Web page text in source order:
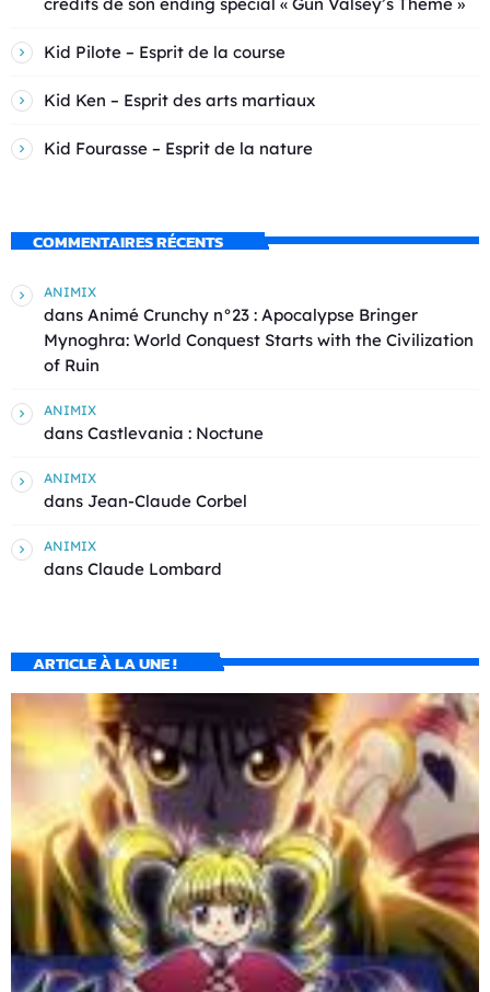
Kid Pilote – Esprit de la course
Kid Ken – Esprit des arts martiaux
Kid Fourasse – Esprit de la nature
COMMENTAIRES RÉCENTS
ANIMIX
dans Animé Crunchy n°23 : Apocalypse Bringer
Mynoghra: World Conquest Starts with the Civilization
of Ruin
ANIMIX
dans Castlevania : Noctune
ANIMIX
dans Jean-Claude Corbel
ANIMIX
dans Claude Lombard
ARTICLE À LA UNE !